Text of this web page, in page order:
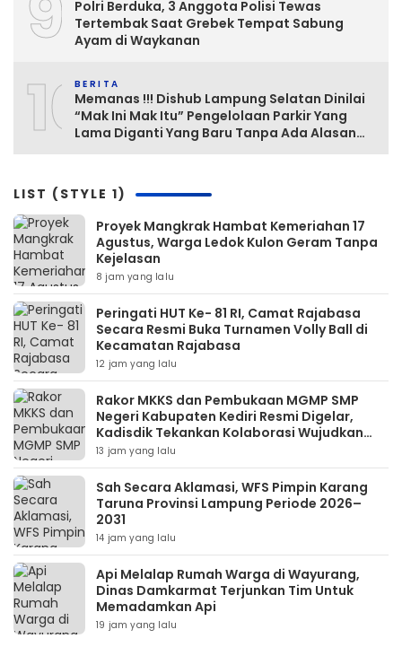
Polri Berduka, 3 Anggota Polisi Tewas
Tertembak Saat Grebek Tempat Sabung
Ayam di Waykanan
10BERITA
Memanas !!! Dishub Lampung Selatan Dinilai
“Mak Ini Mak Itu” Pengelolaan Parkir Yang
Lama Diganti Yang Baru Tanpa Ada Alasan
LIST (STYLE 1)
‎Proyek Mangkrak Hambat Kemeriahan 17
Agustus, Warga Ledok Kulon Geram Tanpa
Kejelasan
8 jam yang lalu
Peringati HUT Ke- 81 RI, Camat Rajabasa
Secara Resmi Buka Turnamen Volly Ball di
Kecamatan Rajabasa
12 jam yang lalu
Rakor MKKS dan Pembukaan MGMP SMP
Negeri Kabupaten Kediri Resmi Digelar,
Kadisdik Tekankan Kolaborasi Wujudkan
Pendidikan Bermutu
13 jam yang lalu
Sah Secara Aklamasi, WFS Pimpin Karang
Taruna Provinsi Lampung Periode 2026–
2031
14 jam yang lalu
Api Melalap Rumah Warga di Wayurang,
Dinas Damkarmat Terjunkan Tim Untuk
Memadamkan Api
19 jam yang lalu